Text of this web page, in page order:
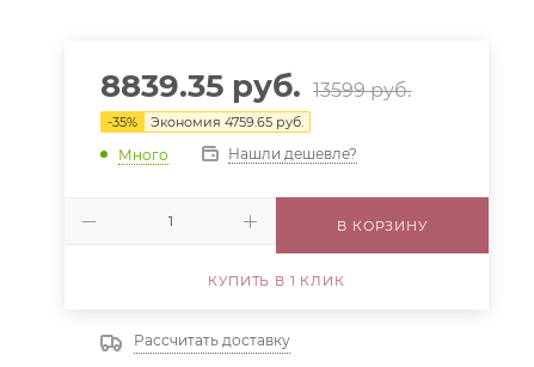
8839.35 руб. 13599руб.
-35% Экономия4759.65 руб.
Много Нашли дешевле?
В КОРЗИНУ
КУПИТЬ В 1 КЛИК
Рассчитать доставку